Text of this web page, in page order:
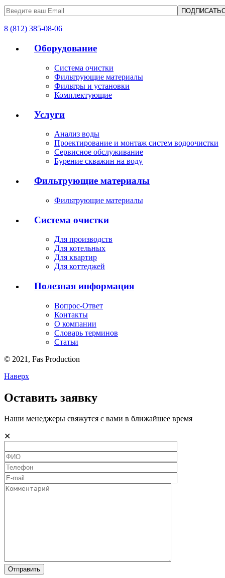
8 (812) 385-08-06
Оборудование
Система очистки
Фильтрующие материалы
Фильтры и установки
Комплектующие
Услуги
Анализ воды
Проектирование и монтаж систем водоочистки
Сервисное обслуживание
Бурение скважин на воду
Фильтрующие материалы
Фильтрующие материалы
Система очистки
Для производств
Для котельных
Для квартир
Для коттеджей
Полезная информация
Вопрос-Ответ
Контакты
О компании
Словарь терминов
Статьи
© 2021, Fas Production
Наверх
Оставить заявку
Наши менеджеры свяжутся с вами в ближайшее время
✕